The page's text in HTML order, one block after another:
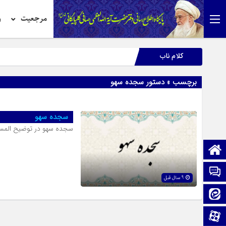
مرجعیت
تماس با ما
کلام ناب
برچسب » دستور سجده سهو
سجده سهو
سجده سهو در توضیح